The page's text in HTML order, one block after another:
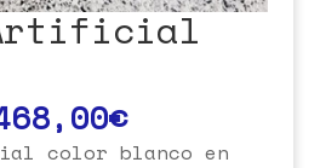
Artificial
€
color blanco en